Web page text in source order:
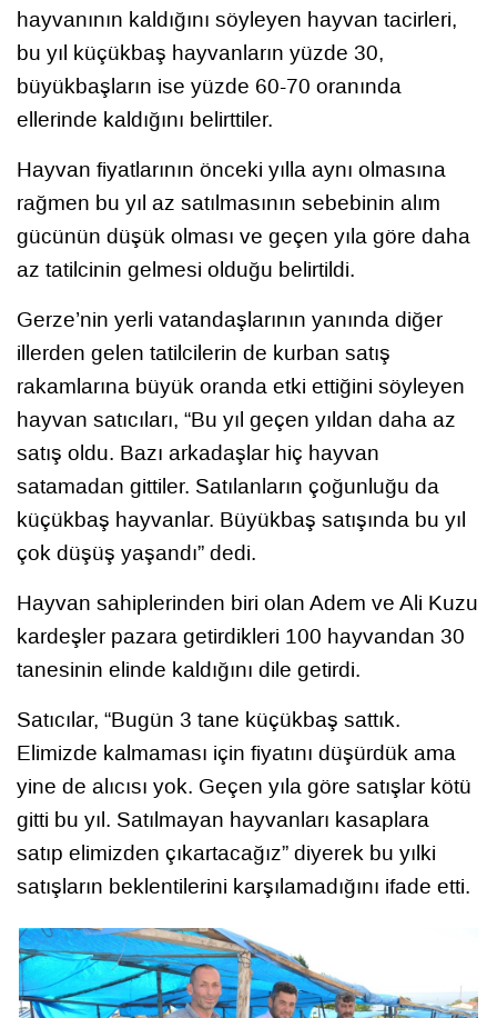
hayvanının kaldığını söyleyen hayvan tacirleri,
bu yıl küçükbaş hayvanların yüzde 30,
büyükbaşların ise yüzde 60-70 oranında
ellerinde kaldığını belirttiler.
Hayvan fiyatlarının önceki yılla aynı olmasına
rağmen bu yıl az satılmasının sebebinin alım
gücünün düşük olması ve geçen yıla göre daha
az tatilcinin gelmesi olduğu belirtildi.
Gerze’nin yerli vatandaşlarının yanında diğer
illerden gelen tatilcilerin de kurban satış
rakamlarına büyük oranda etki ettiğini söyleyen
hayvan satıcıları, “Bu yıl geçen yıldan daha az
satış oldu. Bazı arkadaşlar hiç hayvan
satamadan gittiler. Satılanların çoğunluğu da
küçükbaş hayvanlar. Büyükbaş satışında bu yıl
çok düşüş yaşandı” dedi.
Hayvan sahiplerinden biri olan Adem ve Ali Kuzu
kardeşler pazara getirdikleri 100 hayvandan 30
tanesinin elinde kaldığını dile getirdi.
Satıcılar, “Bugün 3 tane küçükbaş sattık.
Elimizde kalmaması için fiyatını düşürdük ama
yine de alıcısı yok. Geçen yıla göre satışlar kötü
gitti bu yıl. Satılmayan hayvanları kasaplara
satıp elimizden çıkartacağız” diyerek bu yılki
satışların beklentilerini karşılamadığını ifade etti.